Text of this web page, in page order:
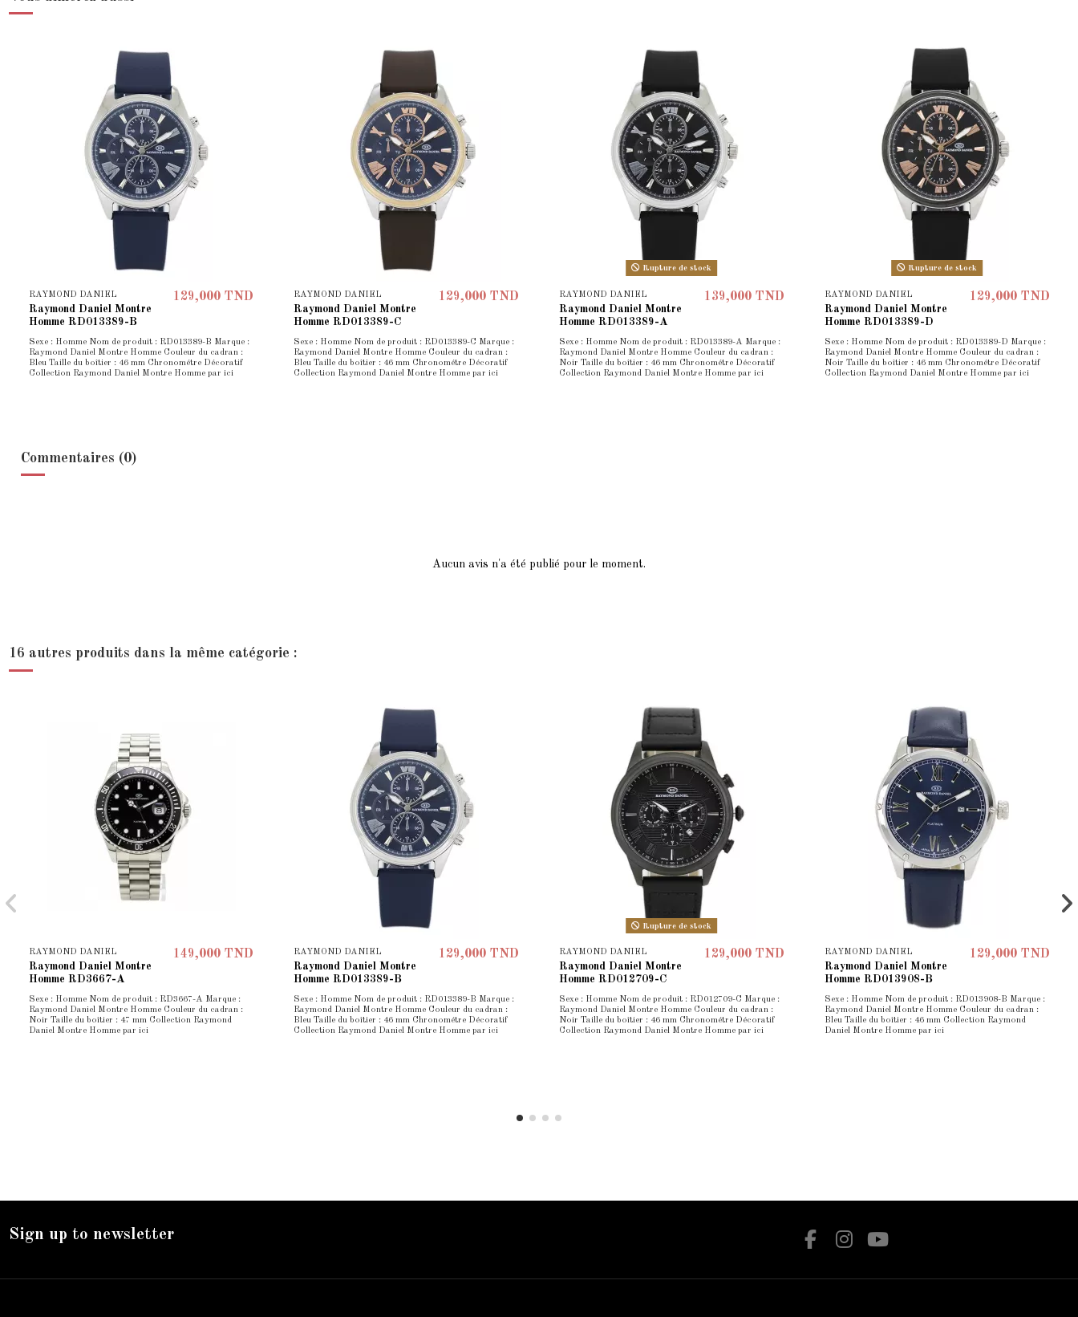
RAYMOND DANIEL
Raymond Daniel Montre
Homme RD013389-B
129,000 TND
Sexe : Homme Nom de produit : RD013389-B Marque :
Raymond Daniel Montre Homme Couleur du cadran :
Bleu Taille du boîtier : 46 mm Chronométre Décoratif
Collection Raymond Daniel Montre Homme par ici
RAYMOND DANIEL
Raymond Daniel Montre
Homme RD013389-C
129,000 TND
Sexe : Homme Nom de produit : RD013389-C Marque :
Raymond Daniel Montre Homme Couleur du cadran :
Bleu Taille du boîtier : 46 mm Chronométre Décoratif
Collection Raymond Daniel Montre Homme par ici
Rupture de stock
RAYMOND DANIEL
Raymond Daniel Montre
Homme RD013389-A
139,000 TND
Sexe : Homme Nom de produit : RD013389-A Marque :
Raymond Daniel Montre Homme Couleur du cadran :
Noir Taille du boîtier : 46 mm Chronométre Décoratif
Collection Raymond Daniel Montre Homme par ici
Rupture de stock
RAYMOND DANIEL
Raymond Daniel Montre
Homme RD013389-D
129,000 TND
Sexe : Homme Nom de produit : RD013389-D Marque :
Raymond Daniel Montre Homme Couleur du cadran :
Noir Taille du boîtier : 46 mm Chronométre Décoratif
Collection Raymond Daniel Montre Homme par ici
Commentaires (0)
Aucun avis n'a été publié pour le moment.
16 autres produits dans la même catégorie :
RAYMOND DANIEL
Raymond Daniel Montre
Homme RD3667-A
149,000 TND
Sexe : Homme Nom de produit : RD3667-A Marque :
Raymond Daniel Montre Homme Couleur du cadran :
Noir Taille du boîtier : 47 mm Collection Raymond
Daniel Montre Homme par ici
RAYMOND DANIEL
Raymond Daniel Montre
Homme RD013389-B
129,000 TND
Sexe : Homme Nom de produit : RD013389-B Marque :
Raymond Daniel Montre Homme Couleur du cadran :
Bleu Taille du boîtier : 46 mm Chronométre Décoratif
Collection Raymond Daniel Montre Homme par ici
Rupture de stock
RAYMOND DANIEL
Raymond Daniel Montre
Homme RD012709-C
129,000 TND
Sexe : Homme Nom de produit : RD012709-C Marque :
Raymond Daniel Montre Homme Couleur du cadran :
Noir Taille du boîtier : 46 mm Chronométre Décoratif
Collection Raymond Daniel Montre Homme par ici
RAYMOND DANIEL
Raymond Daniel Montre
Homme RD013908-B
129,000 TND
Sexe : Homme Nom de produit : RD013908-B Marque :
Raymond Daniel Montre Homme Couleur du cadran :
Bleu Taille du boîtier : 46 mm Collection Raymond
Daniel Montre Homme par ici
Sign up to newsletter